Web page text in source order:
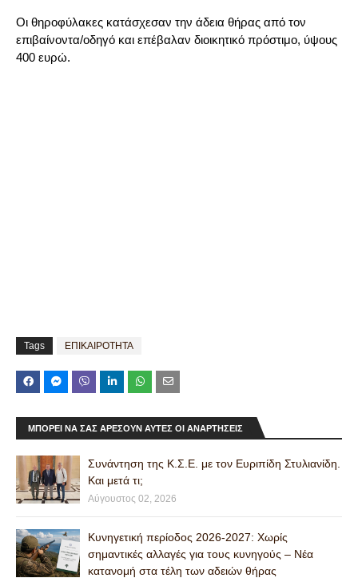
Οι θηροφύλακες κατάσχεσαν την άδεια θήρας από τον
επιβαίνοντα/οδηγό και επέβαλαν διοικητικό πρόστιμο, ύψους
400 ευρώ.
Tags ΕΠΙΚΑΙΡΟΤΗΤΑ
ΜΠΟΡΕΊ ΝΑ ΣΑΣ ΑΡΈΣΟΥΝ ΑΥΤΈΣ ΟΙ ΑΝΑΡΤΉΣΕΙΣ
Συνάντηση της Κ.Σ.Ε. με τον Ευριπίδη Στυλιανίδη.
Και μετά τι;
Αύγουστος 02, 2026
Κυνηγετική περίοδος 2026-2027: Χωρίς
σημαντικές αλλαγές για τους κυνηγούς – Νέα
κατανομή στα τέλη των αδειών θήρας